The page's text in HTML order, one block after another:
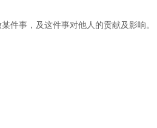
事，及这件事对他人的贡献及影响。